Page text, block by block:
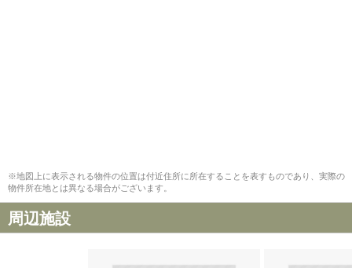
※地図上に表示される物件の位置は付近住所に所在することを表すものであり、実際の
物件所在地とは異なる場合がございます。
周辺施設